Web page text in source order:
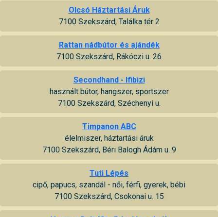
Olcsó Háztartási Áruk
7100 Szekszárd, Találka tér 2
Rattan nádbútor és ajándék
7100 Szekszárd, Rákóczi u. 26
Secondhand - Ifibizi
használt bútor, hangszer, sportszer
7100 Szekszárd, Széchenyi u.
Timpanon ABC
élelmiszer, háztartási áruk
7100 Szekszárd, Béri Balogh Ádám u. 9
Tuti Lépés
cipő, papucs, szandál - női, férfi, gyerek, bébi
7100 Szekszárd, Csokonai u. 15